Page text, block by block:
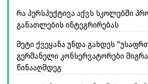
რა პერსპექტივა აქვს სკოლებში
განათლების ინტეგრირებას
მეტი ქვეყანა უნდა გახდეს
გერმანელი კონსერვატორები
წინააღმდეგ